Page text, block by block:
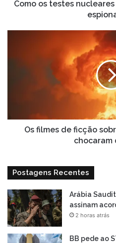
Como os testes
chocaram
Os filmes de ficção
chocaram
Postagens Recentes
Arábia
assinam
2 horas atrás
BB pede ao